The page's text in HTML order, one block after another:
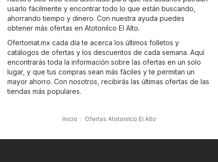
usarlo fácilmente y encontrar todo lo que están buscando,
ahorrando tiempo y dinero. Con nuestra ayuda puedes
obtener más ofertas en Atotonilco El Alto.
Ofertomat.mx cada día te acerca los últimos folletos y
catálogos de ofertas y los descuentos de cada semana. Aquí
encontrarás toda la información sobre las ofertas en un solo
lugar, y que tus compras sean más fáciles y te permitan un
mayor ahorro. Con nosotros, recibirás las últimas ofertas de las
tiendas más populares.
Inicio Ofertas Atotonilco El Alto